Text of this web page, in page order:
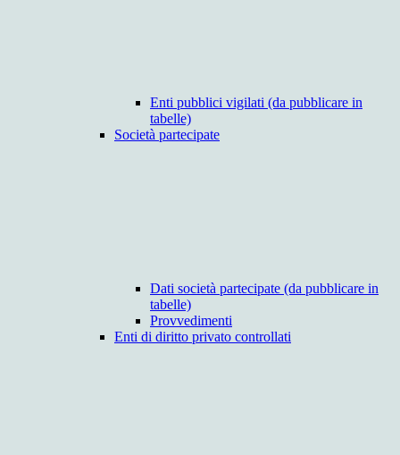
Enti pubblici vigilati (da pubblicare in
tabelle)
Società partecipate
Dati società partecipate (da pubblicare in
tabelle)
Provvedimenti
Enti di diritto privato controllati